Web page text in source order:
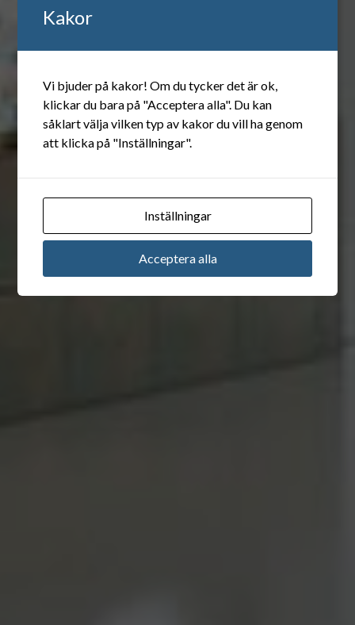
Kakor
Vi bjuder på kakor! Om du tycker det är ok,
klickar du bara på "Acceptera alla". Du kan
såklart välja vilken typ av kakor du vill ha genom
att klicka på "Inställningar".
Inställningar
Acceptera alla